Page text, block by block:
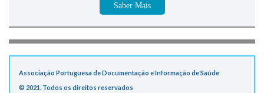
Saber Mais
Associação Portuguesa de Documentação e Informação de Saúde
© 2021. Todos os direitos reservados